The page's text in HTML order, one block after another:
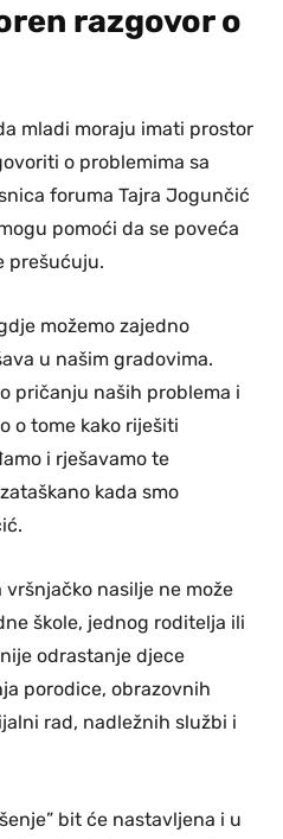
razgovor o
mladi moraju imati prostor
o problemima sa
foruma Tajra Jogunčić
pomoći da se poveća
prešućuju.
možemo zajedno
u našim gradovima.
pričanju naših problema i
o tome kako riješiti
i rješavamo te
kada smo
nasilje ne može
škole, jednog roditelja ili
odrastanje djece
porodice, obrazovnih
rad, nadležnih službi i
bit će nastavljena i u